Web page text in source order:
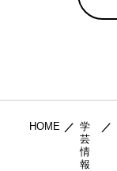
HOME
学
芸
情
報